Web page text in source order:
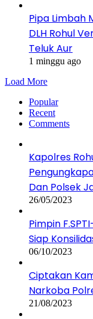
Pipa Limbah
DLH Rohul
Teluk Aur
1 minggu ago
Load More
Popular
Recent
Comments
Kapolres
Dan Polsek
26/05/2023
Pimpin
Siap
06/10/2023
Ciptakan
Narkoba
21/08/2023